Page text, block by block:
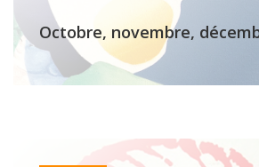
Octobre, novembre,